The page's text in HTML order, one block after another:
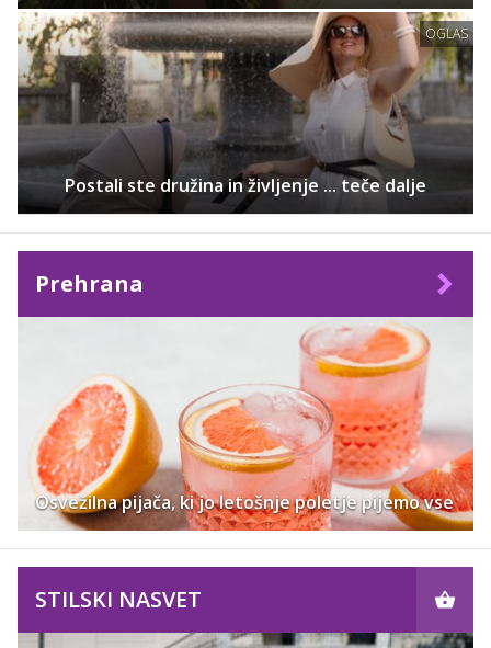
OGLAS
Postali ste družina in življenje ... teče dalje
Prehrana
Osvežilna pijača, ki jo letošnje poletje pijemo vse
STILSKI NASVET